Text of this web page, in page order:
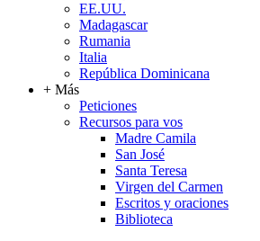
EE.UU.
Madagascar
Rumania
Italia
República Dominicana
+ Más
Peticiones
Recursos para vos
Madre Camila
San José
Santa Teresa
Virgen del Carmen
Escritos y oraciones
Biblioteca